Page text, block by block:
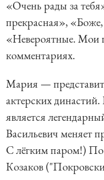
«Очень рады за
прекрасная»,
«Невероятные. Мои
комментариях.
Мария —
актерских
является
Васильевич меняет
С лёгким паром!)
Козаков